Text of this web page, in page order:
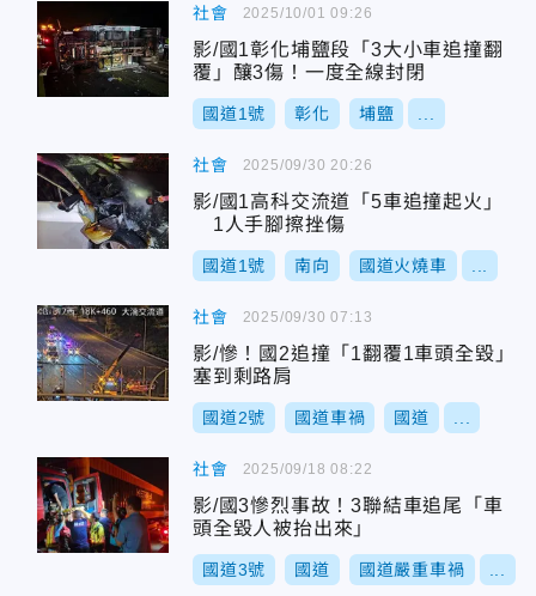
社會
影/國1彰化埔鹽段「3大小車追撞翻
覆」釀3傷！一度全線封閉
國道1號 彰化 埔鹽
2025/10/01 09:26
社會
影/國1高科交流道「5車追撞起火」
1人手腳擦挫傷
國道1號 南向 國道火燒車
2025/09/30 20:26
社會
影/慘！國2追撞「1翻覆1車頭全毀」
塞到剩路肩
國道2號 國道車禍 國道
2025/09/30 07:13
社會
影/國3慘烈事故！3聯結車追尾「車
頭全毀人被抬出來」
國道3號 國道 國道嚴重車禍
2025/09/18 08:22